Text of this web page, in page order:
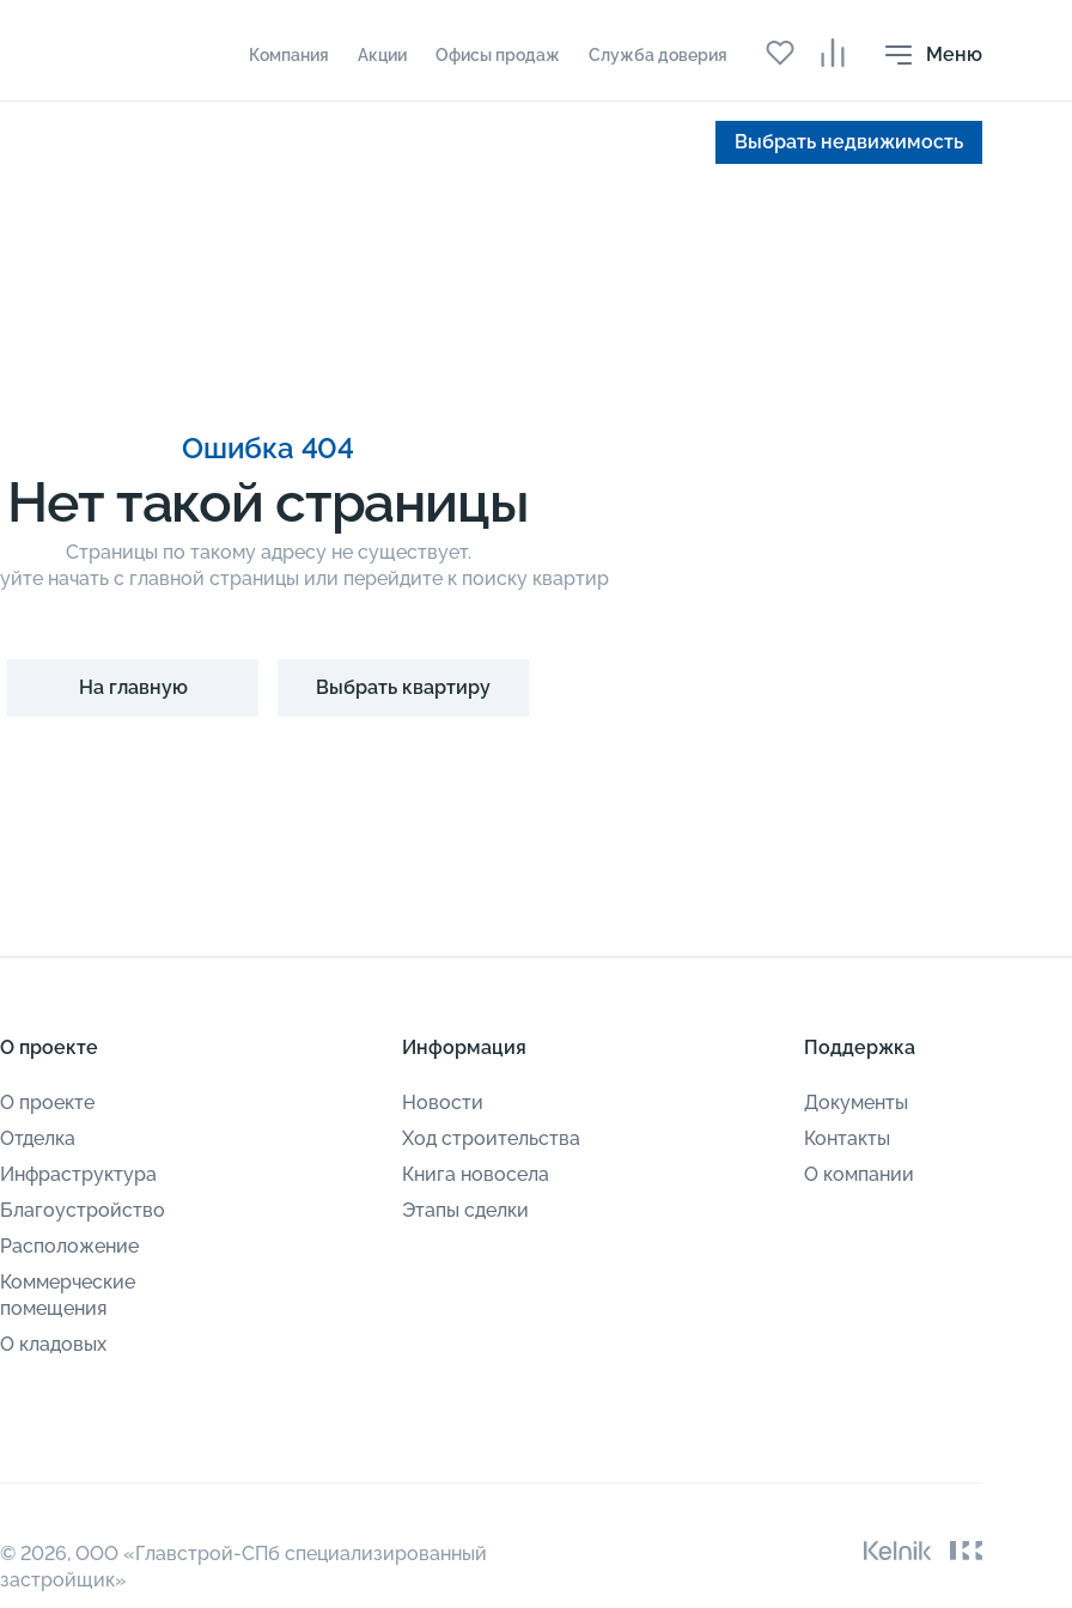
Компания Акции Офисы продаж Служба доверия Меню
Выбрать недвижимость
Ошибка 404
Нет такой страницы
Страницы по такому адресу не существует.
начать с главной страницы или перейдите к поиску квартир
На главную Выбрать квартиру
О проекте
О проекте
Отделка
Инфраструктура
Благоустройство
Расположение
Коммерческие
помещения
О кладовых
Информация
Новости
Ход строительства
Книга новосела
Этапы сделки
Поддержка
Документы
Контакты
О компании
© 2026, ООО «Главстрой-СПб специализированный
застройщик»